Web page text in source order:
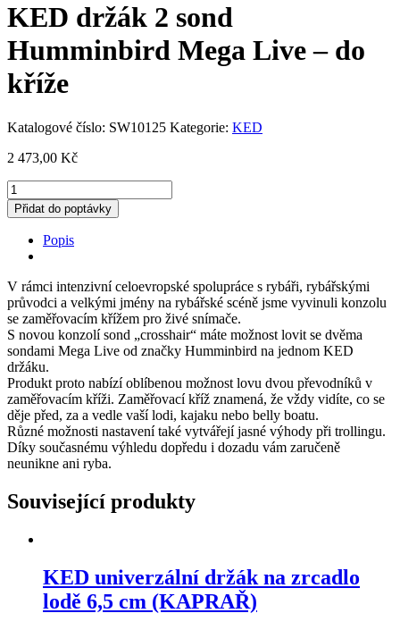
KED držák 2 sond
Humminbird Mega Live – do
kříže
Katalogové číslo: SW10125 Kategorie: KED
2 473,00 Kč
KED
držák
2
sond
Humminbird
Live
-
do
kříže
množství
Přidat do poptávky
Popis
V rámci intenzivní celoevropské spolupráce s rybáři, rybářskými
průvodci a velkými jmény na rybářské scéně jsme vyvinuli konzolu
se zaměřovacím křížem pro živé snímače.
S novou konzolí sond „crosshair“ máte možnost lovit se dvěma
sondami Mega Live od značky Humminbird na jednom KED
držáku.
Produkt proto nabízí oblíbenou možnost lovu dvou převodníků v
zaměřovacím kříži. Zaměřovací kříž znamená, že vždy vidíte, co se
děje před, za a vedle vaší lodi, kajaku nebo belly boatu.
Různé možnosti nastavení také vytvářejí jasné výhody při trollingu.
Díky současnému výhledu dopředu i dozadu vám zaručeně
neunikne ani ryba.
Související produkty
KED univerzální držák na zrcadlo
lodě 6,5 cm (KAPRAŘ)